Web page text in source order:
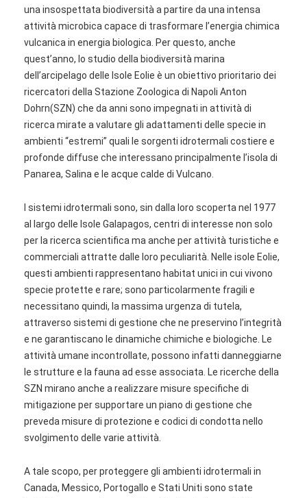
una insospettata biodiversità a partire da una intensa
attività microbica capace di trasformare l’energia chimica
vulcanica in energia biologica. Per questo, anche
quest’anno, lo studio della biodiversità marina
dell’arcipelago delle Isole Eolie è un obiettivo prioritario dei
ricercatori della Stazione Zoologica di Napoli Anton
Dohrn(SZN) che da anni sono impegnati in attività di
ricerca mirate a valutare gli adattamenti delle specie in
ambienti “estremi” quali le sorgenti idrotermali costiere e
profonde diffuse che interessano principalmente l’isola di
Panarea, Salina e le acque calde di Vulcano.
I sistemi idrotermali sono, sin dalla loro scoperta nel 1977
al largo delle Isole Galapagos, centri di interesse non solo
per la ricerca scientifica ma anche per attività turistiche e
commerciali attratte dalle loro peculiarità. Nelle isole Eolie,
questi ambienti rappresentano habitat unici in cui vivono
specie protette e rare; sono particolarmente fragili e
necessitano quindi, la massima urgenza di tutela,
attraverso sistemi di gestione che ne preservino l’integrità
e ne garantiscano le dinamiche chimiche e biologiche. Le
attività umane incontrollate, possono infatti danneggiarne
le strutture e la fauna ad esse associata. Le ricerche della
SZN mirano anche a realizzare misure specifiche di
mitigazione per supportare un piano di gestione che
preveda misure di protezione e codici di condotta nello
svolgimento delle varie attività.
A tale scopo, per proteggere gli ambienti idrotermali in
Canada, Messico, Portogallo e Stati Uniti sono state